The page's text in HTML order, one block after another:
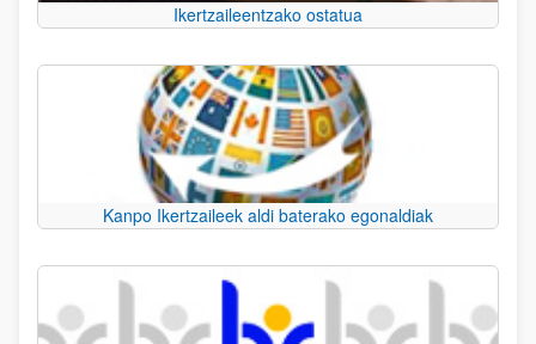
Ikertzaileentzako ostatua
Kanpo Ikertzaileek aldi baterako egonaldiak